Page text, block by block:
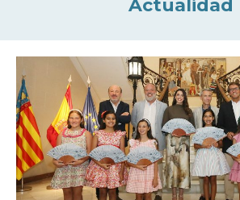
Actualidad